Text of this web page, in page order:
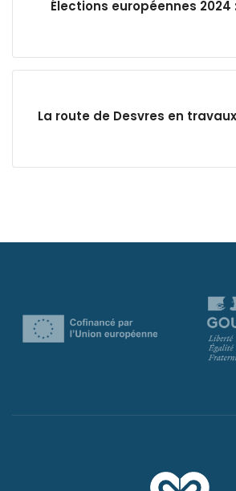
Élections européennes
La route de Desvres en